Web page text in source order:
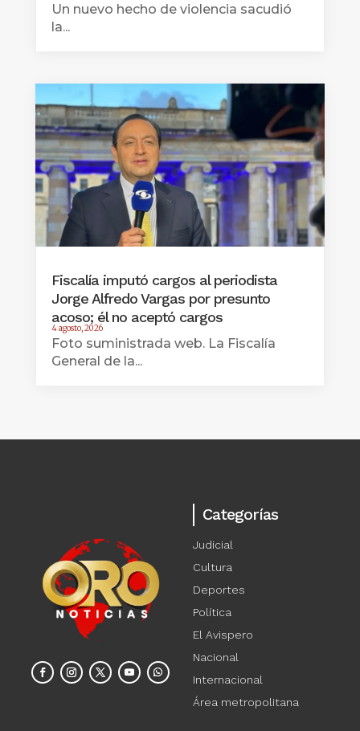
Un nuevo hecho de violencia sacudió
la...
Fiscalía imputó cargos al periodista
Jorge Alfredo Vargas por presunto
acoso; él no aceptó cargos
4 agosto, 2026
Foto suministrada web. La Fiscalía
General de la...
Categorías
Judicial
Cultura
Deportes
Política
El Avispero
Nacional
Internacional
Área metropolitana